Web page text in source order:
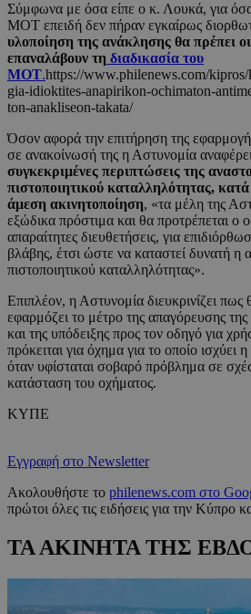
Σύμφωνα με όσα είπε ο κ. Λουκά, για
ΜΟΤ επειδή δεν πήραν εγκαίρως
υλοποίηση της ανάκλησης θα πρέπει οι
επαναλάβουν τη διαδικασία του
ΜΟΤ.https://www.philenews.com/
gia-idioktites-anapirikon-ochimaton-
ton-anakliseon-takata/
Όσον αφορά την επιτήρηση της
σε ανακοίνωσή της η Αστυνομία αναφέρει
συγκεκριμένες περιπτώσεις της
πιστοποιητικού καταλληλότητας, κατά
άμεση ακινητοποίηση, «τα μέλη της
εξώδικα πρόστιμα και θα προτρέπεται ο
απαραίτητες διευθετήσεις, για
βλάβης, έτσι ώστε να καταστεί δυνατή η
πιστοποιητικού καταλληλότητας».
Επιπλέον, η Αστυνομία διευκρινίζει πως
εφαρμόζει το μέτρο της απαγόρευσης
και της υπόδειξης προς τον οδηγό για
πρόκειται για όχημα για το οποίο ισχύει
όταν υφίσταται σοβαρό πρόβλημα σε
κατάσταση του οχήματος.
ΚΥΠΕ
Εγγραφή στο Newsletter
Ακολουθήστε το philenews.com στο
πρώτοι όλες τις ειδήσεις για την Κύπρο
ΤΑ ΑΚΙΝΗΤΑ ΤΗΣ